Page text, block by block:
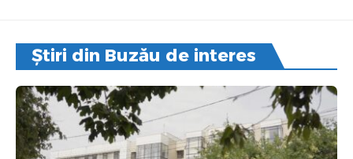
Știri din Buzău de interes